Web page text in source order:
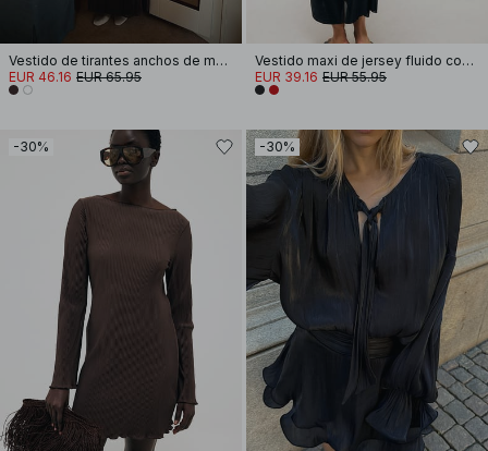
Vestido de tirantes anchos de mezcla de lino con volúmenes y efecto arrugado
EUR 46.16 EUR 65.95
Vestido maxi de jersey fluido con drapeado
EUR 39.16 EUR 55.95
-30% -30%